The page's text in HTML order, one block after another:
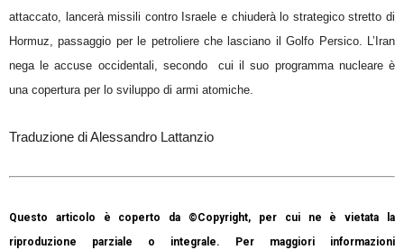
attaccato, lancerà missili contro Israele e chiuderà lo strategico stretto di
Hormuz, passaggio per le petroliere che lasciano il Golfo Persico. L’Iran
nega le accuse occidentali, secondo cui il suo programma nucleare è
una copertura per lo sviluppo di armi atomiche.
Traduzione di Alessandro Lattanzio
Questo articolo è coperto da ©Copyright, per cui ne è vietata la
riproduzione parziale o integrale. Per maggiori informazioni